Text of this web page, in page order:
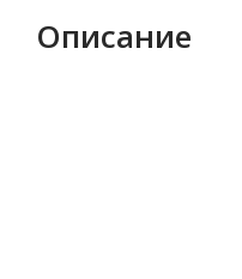
Описание